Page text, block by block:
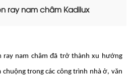
ray nam châm Kadilux
ray nam châm đã trở thành xu hướng
trong các công trình nhà ở, văn